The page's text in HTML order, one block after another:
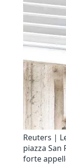
Reuters |
piazza
forte